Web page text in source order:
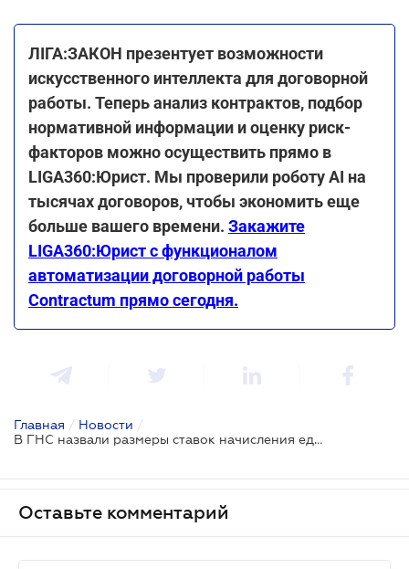
ЛІГА:ЗАКОН презентует возможности
искусственного интеллекта для договорной
работы. Теперь анализ контрактов, подбор
нормативной информации и оценку риск-
факторов можно осуществить прямо в
LIGA360:Юрист. Мы проверили роботу AI на
тысячах договоров, чтобы экономить еще
больше вашего времени. Закажите
LIGA360:Юрист с функционалом
автоматизации договорной работы
Contractum прямо сегодня.
Главная / Новости /
В ГНС назвали размеры ставок начисления единого взноса
Оставьте комментарий